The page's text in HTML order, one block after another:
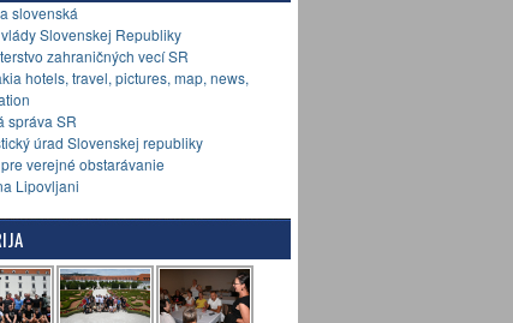
slovenská
Slovenskej Republiky
zahraničných vecí SR
hotels, travel, pictures, map, news,
správa SR
úrad Slovenskej republiky
verejné obstarávanie
Lipovljani